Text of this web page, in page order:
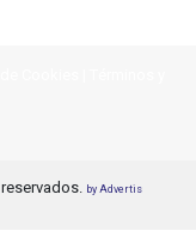
by Advertis